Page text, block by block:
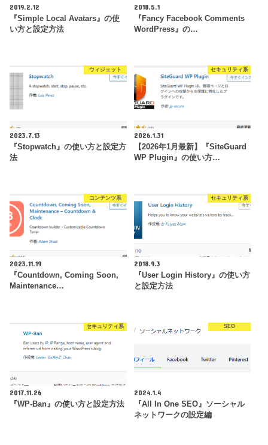
2019.2.12
『Simple Local Avatars』の使
い方と設定方法
2018.5.1
『Fancy Facebook Comments
WordPress』の…
ウィジェット
2023.7.13
『Stopwatch』の使い方と設定方
法
セキュリティ系
2026.1.31
【2026年1月最新】『SiteGuard
WP Plugin』の使い方…
コンテンツ系
2023.11.19
『Countdown, Coming Soon,
Maintenance…
セキュリティ系
2018.9.3
『User Login History』の使い方
と設定方法
セキュリティ系
2017.11.26
『WP-Ban』の使い方と設定方法
SEO
2024.1.4
『All In One SEO』ソーシャル
ネットワークの設定編